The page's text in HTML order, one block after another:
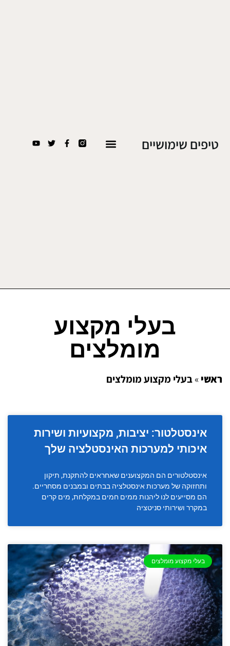
טיפים שימושיים
בעלי מקצוע
מומלצים
ראשי»בעלי מקצוע מומלצים
אינסטלטור: יציבות, מקצועיות ושירות
איכותי למערכות האינסטלציה שלך
אינסטלטורים הם המקצוענים שאחראים להתקנת, תיקון
ותחזוקה של מערכות אינסטלציה בבתים ובמבנים מסחריים.
הם מסייעים לנו ליהנות ממים חמים במקלחת, מים קרים
במקרר ושירותי סניטציה
בעלי מקצוע מומלצים